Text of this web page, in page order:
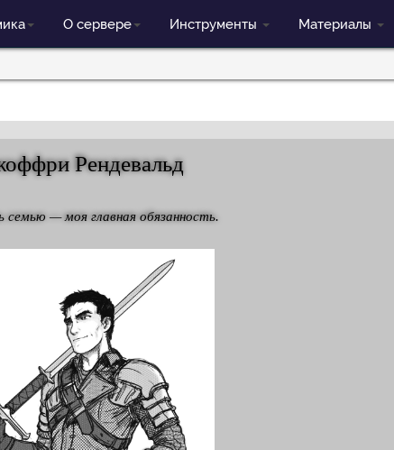
О сервере Инструменты Материалы
Рендевальд
семью — моя главная обязанность.